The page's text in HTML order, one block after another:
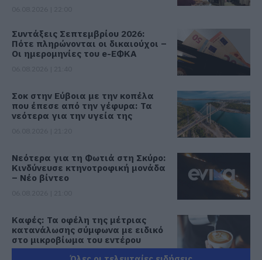
Συντάξεις Σεπτεμβρίου 2026:
Πότε πληρώνονται οι δικαιούχοι –
Οι ημερομηνίες του e-ΕΦΚΑ
Σοκ στην Εύβοια με την κοπέλα
που έπεσε από την γέφυρα: Τα
νεότερα για την υγεία της
Νεότερα για τη Φωτιά στη Σκύρο:
Κινδύνευσε κτηνοτροφική μονάδα
– Νέο βίντεο
Καφές: Τα οφέλη της μέτριας
κατανάλωσης σύμφωνα με ειδικό
στο μικροβίωμα του εντέρου
06.08.2026 | 21:00